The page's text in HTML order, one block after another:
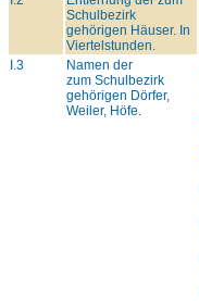
Schulbezirk
gehörigen Häuser. In
Viertelstunden.
I.3
Namen der
zum Schulbezirk
gehörigen Dörfer,
Weiler, Höfe.